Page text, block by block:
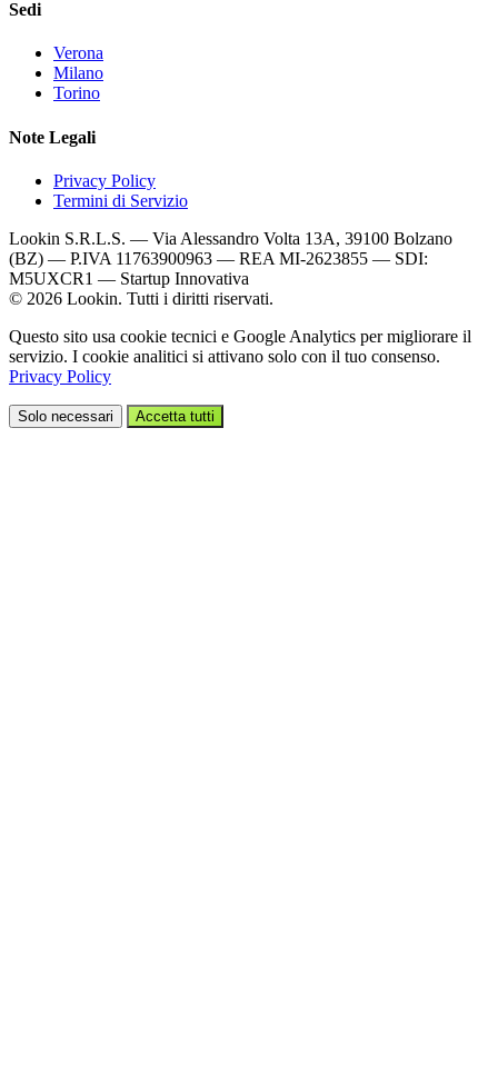
Sedi
Verona
Milano
Torino
Note Legali
Privacy Policy
Termini di Servizio
Lookin S.R.L.S. — Via Alessandro Volta 13A, 39100 Bolzano
(BZ) — P.IVA 11763900963 — REA MI-2623855 — SDI:
M5UXCR1 — Startup Innovativa
© 2026 Lookin. Tutti i diritti riservati.
Questo sito usa cookie tecnici e Google Analytics per migliorare il
servizio. I cookie analitici si attivano solo con il tuo consenso.
Privacy Policy
Solo necessari Accetta tutti